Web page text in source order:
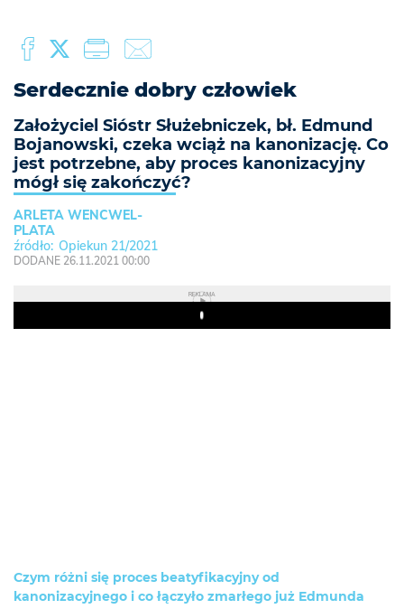
Serdecznie dobry człowiek
Założyciel Sióstr Służebniczek, bł. Edmund
Bojanowski, czeka wciąż na kanonizację. Co
jest potrzebne, aby proces kanonizacyjny
mógł się zakończyć?
ARLETA WENCWEL-
PLATA
Opiekun 21/2021
DODANE 26.11.2021 00:00
REKLAMA
Play
Czym różni się proces beatyfikacyjny od
kanonizacyjnego i co łączyło zmarłego już Edmunda